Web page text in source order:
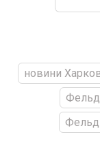
новини